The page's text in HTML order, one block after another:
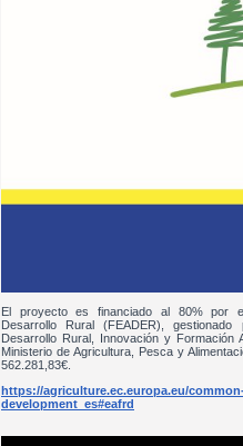
El proyecto es financiado al 80% por
Desarrollo Rural (FEADER),
Desarrollo Rural, Innovación y Formación
Ministerio de Agricultura, Pesca y
562.281,83€.
https://agriculture.ec.europa.eu/
development_es#eafrd